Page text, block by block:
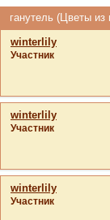
ганутель (Цветы из
winterlily
Участник
winterlily
Участник
winterlily
Участник